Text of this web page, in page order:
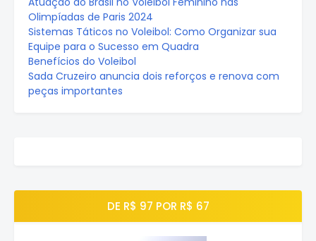
Olimpíadas de Paris 2024
Sistemas Táticos no Voleibol: Como Organizar sua
Equipe para o Sucesso em Quadra
Benefícios do Voleibol
Sada Cruzeiro anuncia dois reforços e renova com
peças importantes
DE R$ 97 POR R$ 67